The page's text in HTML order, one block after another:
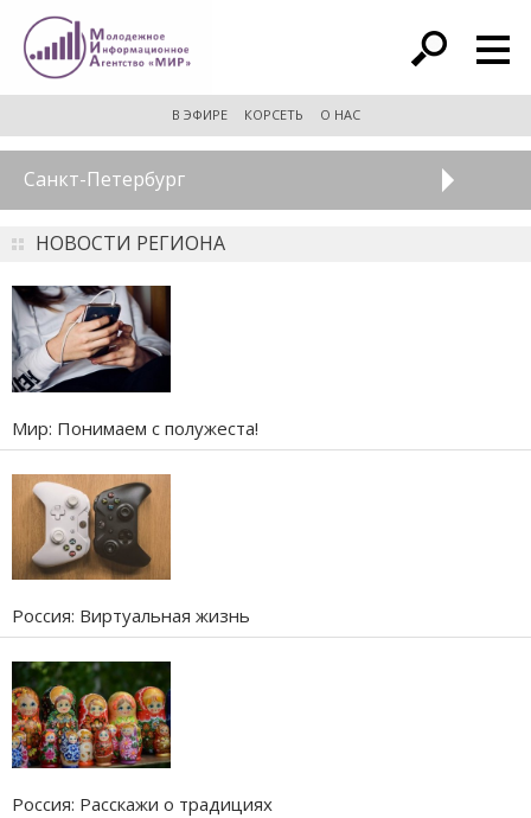
расширенный поиск
В ЭФИРЕ КОРСЕТЬ О НАС
Санкт-Петербург
НОВОСТИ РЕГИОНА
Мир: Понимаем с полужеста!
Россия: Виртуальная жизнь
Россия: Расскажи о традициях